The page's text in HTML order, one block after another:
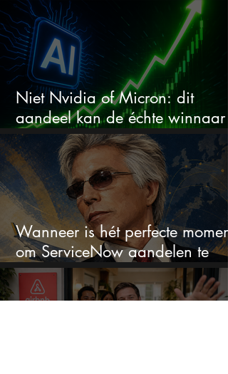
Niet Nvidia of Micron: dit
aandeel kan de échte winnaar
van de AI-race worden
Wanneer is hét perfecte moment
om ServiceNow aandelen te
kopen?